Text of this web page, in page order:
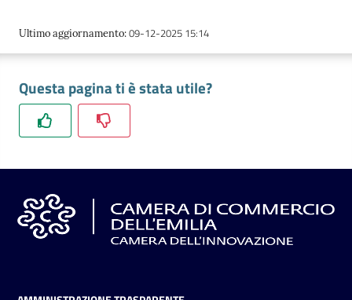
Promuovere
e
il
territorio
l'Impresa
e
Ultimo aggiornamento:09-12-2025 15:14
Questa pagina ti è stata utile?